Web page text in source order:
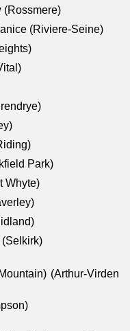
(Rossmere)
(Riviere-Seine)
Park)
Whyte)
(Arthur-Virden